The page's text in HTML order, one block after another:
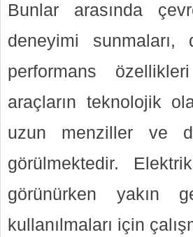
Bunlar arasında
deneyimi
performans
araçların teknolojik
uzun menziller ve
görülmektedir.
görünürken yakın
kullanılmaları için